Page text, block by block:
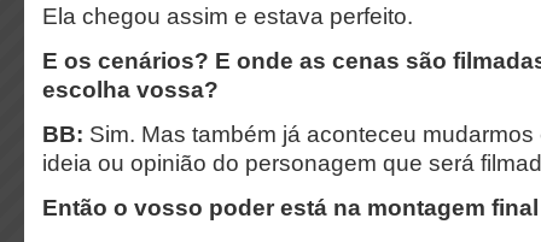
Ela chegou assim e estava perfeito.
E os cenários? E onde as cenas são
escolha vossa?
BB: Sim. Mas também já aconteceu
ideia ou opinião do personagem que será
Então o vosso poder está na montagem